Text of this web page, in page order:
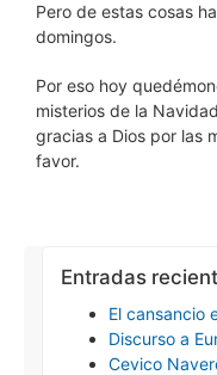
Pero de estas cosas
domingos.
Por eso hoy
misterios de la
gracias a Dios por las
favor.
Entradas
El cansancio
Discurso a
Cevico